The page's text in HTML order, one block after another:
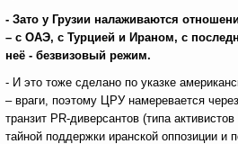
- Зато у Грузии налаживаются
– с ОАЭ, с Турцией и Ираном, с
неё - безвизовый режим.
- И это тоже сделано по указке
– враги, поэтому ЦРУ намеревается
транзит PR-диверсантов (типа
тайной поддержки иранской оппозиции и